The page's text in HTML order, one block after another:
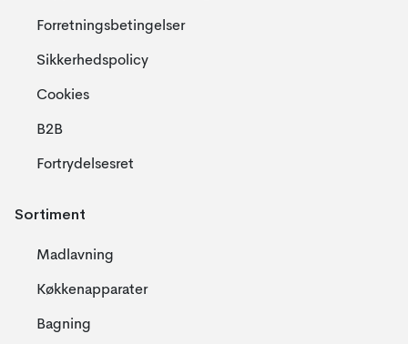
Forretningsbetingelser
Sikkerhedspolicy
Cookies
B2B
Fortrydelsesret
Sortiment
Madlavning
Køkkenapparater
Bagning